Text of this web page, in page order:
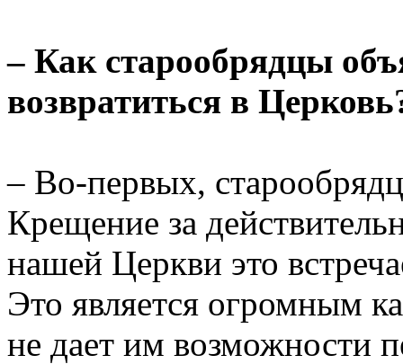
– Как старообрядцы
возвратиться в
– Во-первых,
Крещение за
нашей Церкви это
Это является огромным
не дает им возможности